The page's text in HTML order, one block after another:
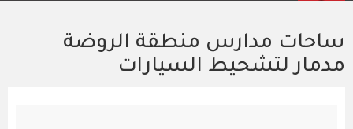
ساحات مدارس منطقة الروضة
مدمار لتشحيط السيارات